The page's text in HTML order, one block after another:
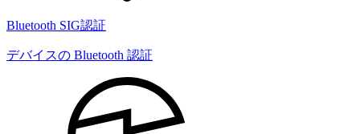
Bluetooth SIG認証
デバイスの Bluetooth 認証